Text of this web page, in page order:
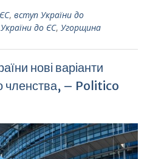
, вступ України до
до ЄС, Угорщина
нові варіанти
членства, – Politico